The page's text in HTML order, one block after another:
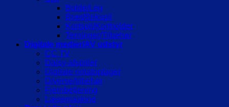
Bolde/Leg
Bræt/Brikspil
Kortspil/Kortholder
Terninger/Tilbehør
Digitale medier/AV udstyr
CC TV
Daisy-afspiller
Digitale notatoptager
Diverse/tilbehør
Fjernbetjening
Læsemaskine